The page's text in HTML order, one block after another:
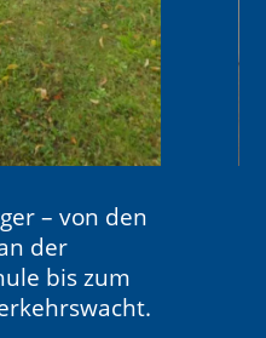
– von den
der
bis zum